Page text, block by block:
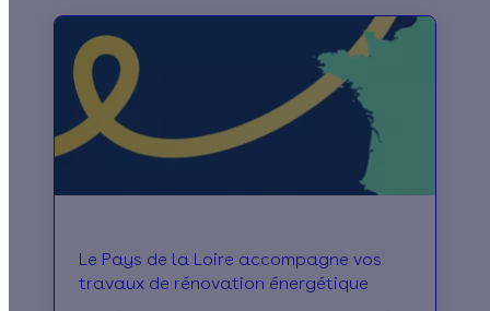
Le Pays de la Loire accompagne vos
travaux de rénovation énergétique